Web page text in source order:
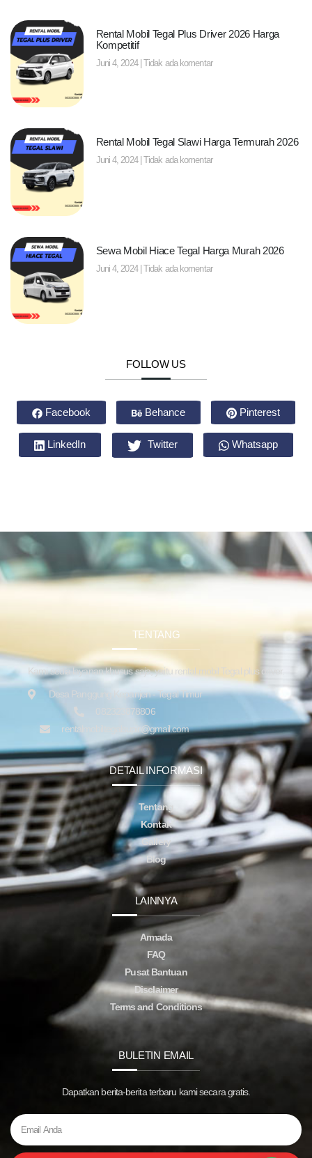
Rental Mobil Tegal Plus Driver 2026 Harga
Kompetitif
Juni 4, 2024 Tidak ada komentar
Rental Mobil Tegal Slawi Harga Termurah 2026
Juni 4, 2024 Tidak ada komentar
Sewa Mobil Hiace Tegal Harga Murah 2026
Juni 4, 2024 Tidak ada komentar
FOLLOW US
Facebook Behance Pinterest
LinkedIn Twitter Whatsapp
TENTANG
Kami sedia layanan khusus saja, yaitu rental mobil Tegal plus driver.
Desa Panggung Kepanjen - Tegal Timur
082323878806
rentalmobiltegalsupir@gmail.com
DETAIL INFORMASI
Tentang
Kontak
Gallery
Blog
LAINNYA
Armada
FAQ
Pusat Bantuan
Disclaimer
Terms and Conditions
BULETIN EMAIL
Dapatkan berita-berita terbaru kami secara gratis.